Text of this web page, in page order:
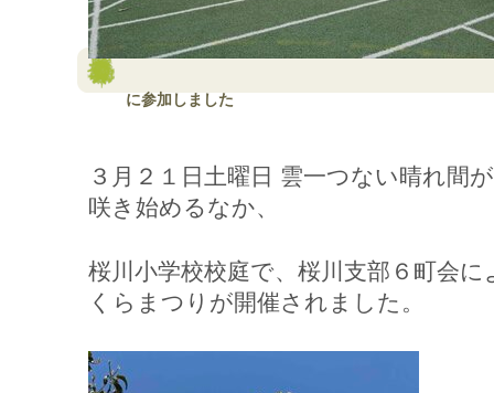
に参加しました
３月２１日土曜日 雲一つない晴れ間
咲き始めるなか、
桜川小学校校庭で、桜川支部６町会
くらまつりが開催されました。